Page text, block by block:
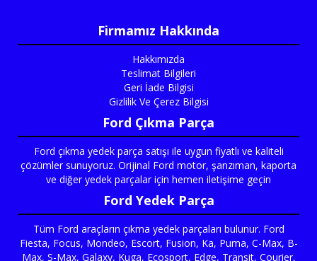
Firmamız Hakkında
Hakkımızda
Teslimat Bilgileri
Geri İade Bilgisi
Gizlilik Ve Çerez Bilgisi
Ford Çıkma Parça
Ford çıkma yedek parça satışı ile uygun fiyatlı ve kaliteli
çözümler sunuyoruz. Orijinal Ford motor, şanzıman, kaporta
ve diğer yedek parçalar için hemen iletişime geçin
Ford Yedek Parça
Tüm Ford araçların çıkma yedek parçaları bulunur. Ford
Fiesta, Focus, Mondeo, Escort, Fusion, Ka, Puma, C-Max, B-
Max, S-Max, Galaxy, Kuga, Ecosport, Edge, Transit, Courier,